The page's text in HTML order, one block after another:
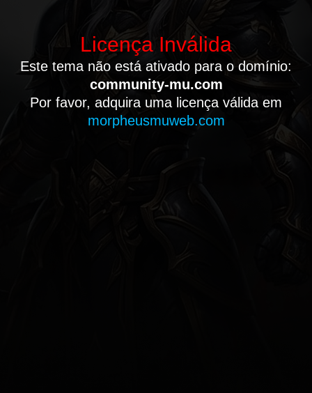
Licença Inválida
Este tema não está ativado para o domínio:
community-mu.com
Por favor, adquira uma licença válida em
morpheusmuweb.com